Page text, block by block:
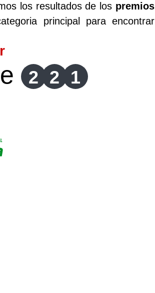
los resultados de los premios
principal para encontrar
2 2 1